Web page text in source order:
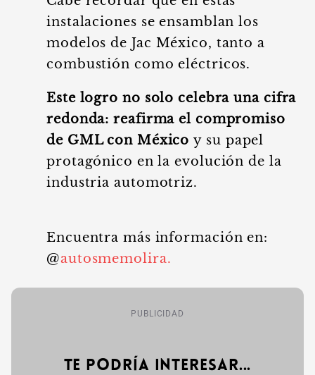
instalaciones se ensamblan los
modelos de Jac México, tanto a
combustión como eléctricos.
Este logro no solo celebra una cifra
redonda: reafirma el compromiso
de GML con México y su papel
protagónico en la evolución de la
industria automotriz.
Encuentra más información en:
@autosmemolira.
PUBLICIDAD
Te podría interesar...